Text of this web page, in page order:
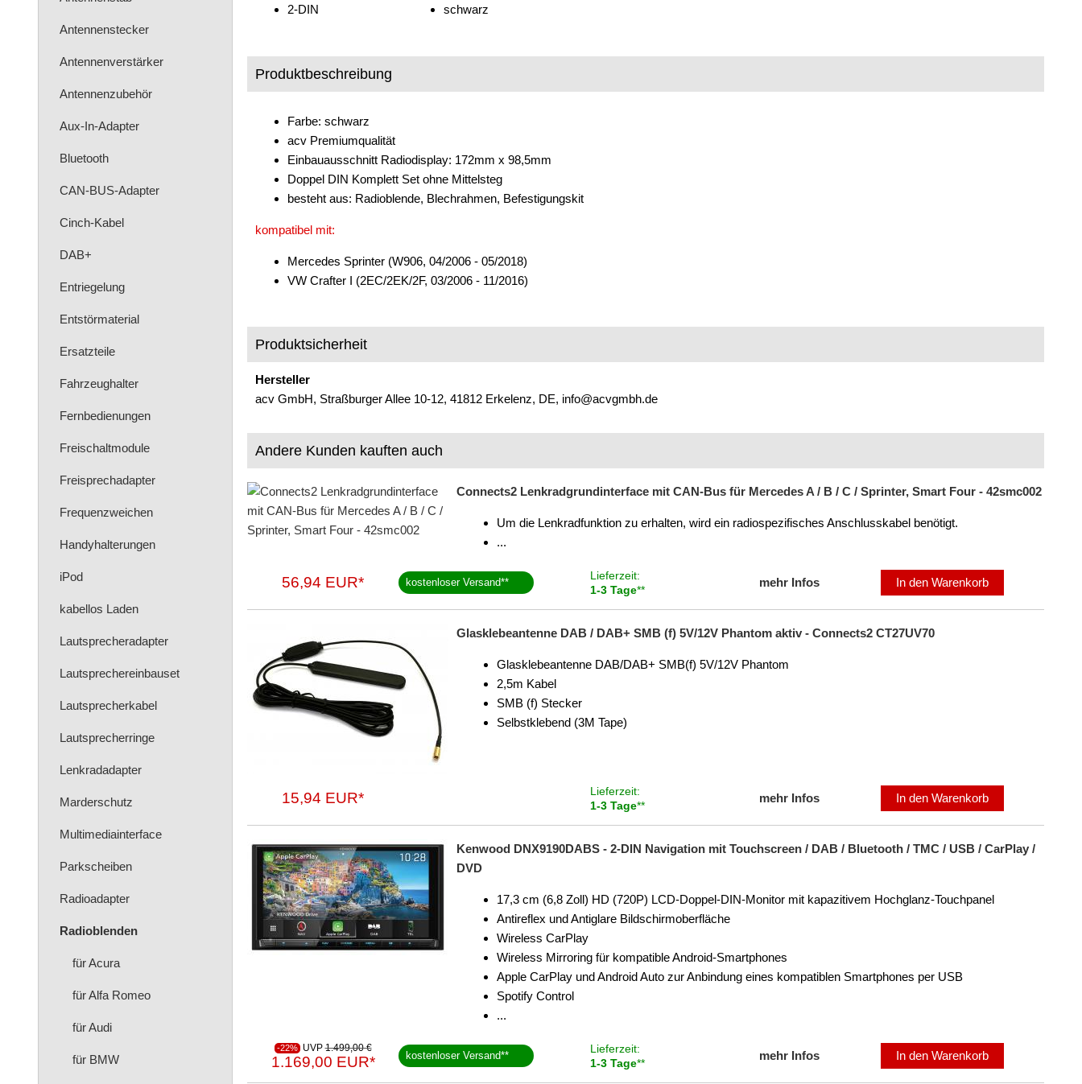
Antennenstecker
Antennenverstärker
Antennenzubehör
Aux-In-Adapter
Bluetooth
CAN-BUS-Adapter
Cinch-Kabel
DAB+
Entriegelung
Entstörmaterial
Ersatzteile
Fahrzeughalter
Fernbedienungen
Freischaltmodule
Freisprechadapter
Frequenzweichen
Handyhalterungen
iPod
kabellos Laden
Lautsprecheradapter
Lautsprechereinbauset
Lautsprecherkabel
Lautsprecherringe
Lenkradadapter
Marderschutz
Multimediainterface
Parkscheiben
Radioadapter
Radioblenden
für Acura
für Alfa Romeo
für Audi
für BMW
2-DIN schwarz
Produktbeschreibung
Farbe: schwarz
acv Premiumqualität
Einbauausschnitt Radiodisplay: 172mm x 98,5mm
Doppel DIN Komplett Set ohne Mittelsteg
besteht aus: Radioblende, Blechrahmen, Befestigungskit
kompatibel mit:
Mercedes Sprinter (W906, 04/2006 - 05/2018)
VW Crafter I (2EC/2EK/2F, 03/2006 - 11/2016)
Produktsicherheit
Hersteller
acv GmbH, Straßburger Allee 10-12, 41812 Erkelenz, DE, info@acvgmbh.de
Andere Kunden kauften auch
Connects2 Lenkradgrundinterface mit CAN-Bus für Mercedes A / B / C / Sprinter, Smart Four - 42smc002
Um die Lenkradfunktion zu erhalten, wird ein radiospezifisches Anschlusskabel benötigt.
...
56,94 EUR* kostenloser Versand**
Lieferzeit:
1-3 Tage**
mehr Infos In den Warenkorb
Glasklebeantenne DAB / DAB+ SMB (f) 5V/12V Phantom aktiv - Connects2 CT27UV70
Glasklebeantenne DAB/DAB+ SMB(f) 5V/12V Phantom
2,5m Kabel
SMB (f) Stecker
Selbstklebend (3M Tape)
15,94 EUR*
Lieferzeit:
1-3 Tage**
mehr Infos In den Warenkorb
Kenwood DNX9190DABS - 2-DIN Navigation mit Touchscreen / DAB / Bluetooth / TMC / USB / CarPlay /
DVD
17,3 cm (6,8 Zoll) HD (720P) LCD-Doppel-DIN-Monitor mit kapazitivem Hochglanz-Touchpanel
Antireflex und Antiglare Bildschirmoberfläche
Wireless CarPlay
Wireless Mirroring für kompatible Android-Smartphones
Apple CarPlay und Android Auto zur Anbindung eines kompatiblen Smartphones per USB
Spotify Control
...
-22% UVP 1.499,00 €
1.169,00 EUR* kostenloser Versand**
Lieferzeit:
1-3 Tage**
mehr Infos In den Warenkorb